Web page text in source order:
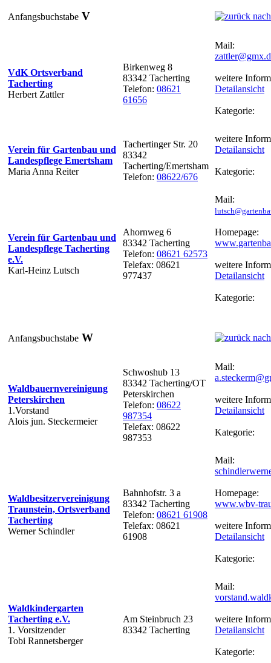
Anfangsbuchstabe V
VdK Ortsverband
Tacherting
Herbert Zattler
Birkenweg 8
83342 Tacherting
Telefon: 08621
61656
Mail:
weitere
Detailansicht
Kategorie:
Verein für Gartenbau und
Landespflege Emertsham
Maria Anna Reiter
Tachertinger Str. 20
83342
Tacherting/Emertsham
Telefon: 08622/676
weitere
Detailansicht
Kategorie:
Verein für Gartenbau und
Landespflege Tacherting
e.V.
Karl-Heinz Lutsch
Ahornweg 6
83342 Tacherting
Telefon: 08621 62573
Telefax: 08621
977437
Mail:
Homepage:
weitere
Detailansicht
Kategorie:
Anfangsbuchstabe W
Waldbauernvereinigung
Peterskirchen
1.Vorstand
Alois jun. Steckermeier
Schwoshub 13
83342 Tacherting/OT
Peterskirchen
Telefon: 08622
987354
Telefax: 08622
987353
Mail:
weitere
Detailansicht
Kategorie:
Waldbesitzervereinigung
Traunstein, Ortsverband
Tacherting
Werner Schindler
Bahnhofstr. 3 a
83342 Tacherting
Telefon: 08621 61908
Telefax: 08621
61908
Mail:
Homepage:
www.wbv-
weitere
Detailansicht
Kategorie:
Waldkindergarten
Tacherting e.V.
1. Vorsitzender
Tobi Rannetsberger
Am Steinbruch 23
83342 Tacherting
Mail:
weitere
Detailansicht
Kategorie: